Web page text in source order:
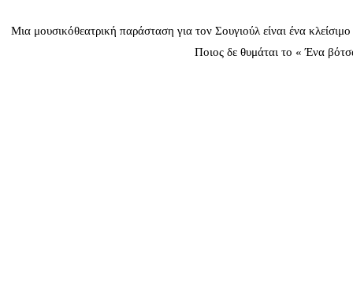
Μια μουσικόθεατρική παράσταση για τον Σουγιούλ είναι ένα
Ποιος δε θυμάται το « Ένα